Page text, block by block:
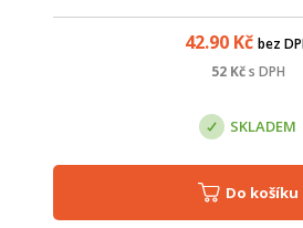
42.90 Kč bez
52Kč s DPH
SKLADEM
Do košíku